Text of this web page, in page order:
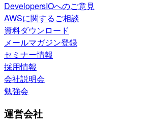
DevelopersIOへのご意見
AWSに関するご相談
資料ダウンロード
メールマガジン登録
セミナー情報
採用情報
会社説明会
勉強会
運営会社